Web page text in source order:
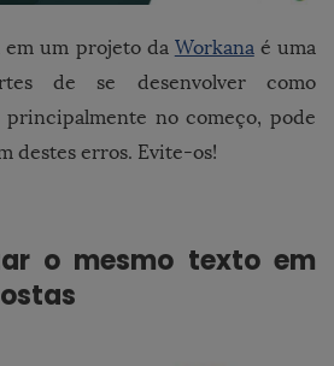
em um projeto da Workana é uma
de se desenvolver como
principalmente no começo, pode
destes erros. Evite-os!
o mesmo texto em